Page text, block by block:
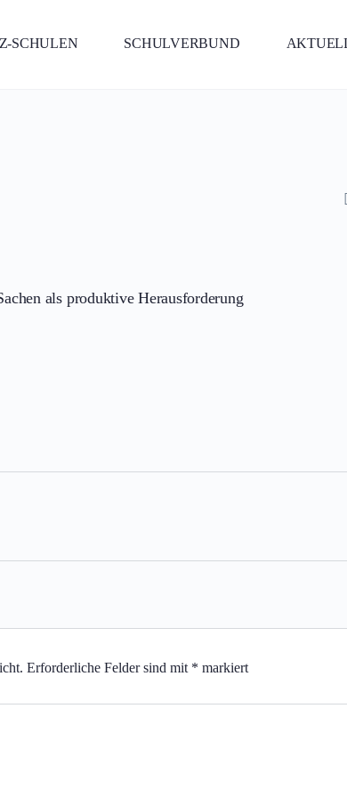
SCHULEN SCHULVERBUND
als produktive Herausforderung
Erforderliche Felder sind mit * markiert